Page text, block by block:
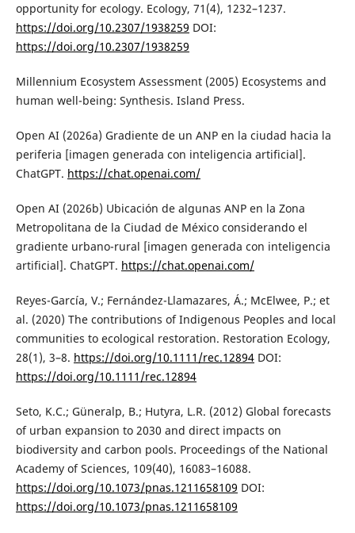
opportunity for ecology. Ecology, 71(4), 1232–1237.
https://doi.org/10.2307/1938259 DOI:
https://doi.org/10.2307/1938259
Millennium Ecosystem Assessment (2005) Ecosystems and
human well-being: Synthesis. Island Press.
Open AI (2026a) Gradiente de un ANP en la ciudad hacia la
periferia [imagen generada con inteligencia artificial].
ChatGPT. https://chat.openai.com/
Open AI (2026b) Ubicación de algunas ANP en la Zona
Metropolitana de la Ciudad de México considerando el
gradiente urbano-rural [imagen generada con inteligencia
artificial]. ChatGPT. https://chat.openai.com/
Reyes-García, V.; Fernández-Llamazares, Á.; McElwee, P.; et
al. (2020) The contributions of Indigenous Peoples and local
communities to ecological restoration. Restoration Ecology,
28(1), 3–8. https://doi.org/10.1111/rec.12894DOI:
https://doi.org/10.1111/rec.12894
Seto, K.C.; Güneralp, B.; Hutyra, L.R. (2012) Global forecasts
of urban expansion to 2030 and direct impacts on
biodiversity and carbon pools. Proceedings of the National
Academy of Sciences, 109(40), 16083–16088.
https://doi.org/10.1073/pnas.1211658109 DOI:
https://doi.org/10.1073/pnas.1211658109